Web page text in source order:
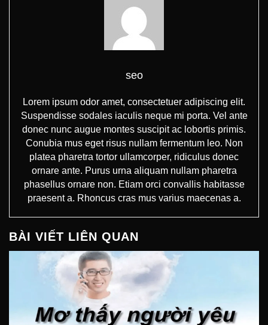
seo
Lorem ipsum odor amet, consectetuer adipiscing elit.
Suspendisse sodales iaculis neque mi porta. Vel ante
donec nunc augue montes suscipit ac lobortis primis.
Conubia mus eget risus nullam fermentum leo. Non
platea pharetra tortor ullamcorper, ridiculus donec
ornare ante. Purus urna aliquam nullam pharetra
phasellus ornare non. Etiam orci convallis habitasse
praesent a. Rhoncus cras mus varius maecenas a.
BÀI VIẾT LIÊN QUAN